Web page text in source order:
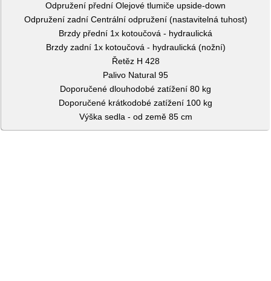
Odpružení přední Olejové tlumiče upside-down
Odpružení zadní Centrální odpružení (nastavitelná tuhost)
Brzdy přední 1x kotoučová - hydraulická
Brzdy zadní 1x kotoučová - hydraulická (nožní)
Řetěz H 428
Palivo Natural 95
Doporučené dlouhodobé zatížení 80 kg
Doporučené krátkodobé zatížení 100 kg
Výška sedla - od země 85 cm